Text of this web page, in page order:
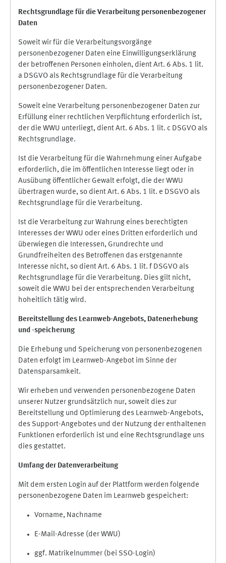
Rechtsgrundlage für die Verarbeitung personenbezogener
Daten
Soweit wir für die Verarbeitungsvorgänge
personenbezogener Daten eine Einwilligungserklärung
der betroffenen Personen einholen, dient Art. 6 Abs. 1 lit.
a DSGVO als Rechtsgrundlage für die Verarbeitung
personenbezogener Daten.
Soweit eine Verarbeitung personenbezogener Daten zur
Erfüllung einer rechtlichen Verpflichtung erforderlich ist,
der die WWU unterliegt, dient Art. 6 Abs. 1 lit. c DSGVO als
Rechtsgrundlage.
Ist die Verarbeitung für die Wahrnehmung einer Aufgabe
erforderlich, die im öffentlichen Interesse liegt oder in
Ausübung öffentlicher Gewalt erfolgt, die der WWU
übertragen wurde, so dient Art. 6 Abs. 1 lit. e DSGVO als
Rechtsgrundlage für die Verarbeitung.
Ist die Verarbeitung zur Wahrung eines berechtigten
Interesses der WWU oder eines Dritten erforderlich und
überwiegen die Interessen, Grundrechte und
Grundfreiheiten des Betroffenen das erstgenannte
Interesse nicht, so dient Art. 6 Abs. 1 lit. f DSGVO als
Rechtsgrundlage für die Verarbeitung. Dies gilt nicht,
soweit die WWU bei der entsprechenden Verarbeitung
hoheitlich tätig wird.
Bereitstellung des Learnweb-Angebots, Datenerhebung
und -speicherung
Die Erhebung und Speicherung von personenbezogenen
Daten erfolgt im Learnweb-Angebot im Sinne der
Datensparsamkeit.
Wir erheben und verwenden personenbezogene Daten
unserer Nutzer grundsätzlich nur, soweit dies zur
Bereitstellung und Optimierung des Learnweb-Angebots,
des Support-Angebotes und der Nutzung der enthaltenen
Funktionen erforderlich ist und eine Rechtsgrundlage uns
dies gestattet.
Umfang der Datenverarbeitung
Mit dem ersten Login auf der Plattform werden folgende
personenbezogene Daten im Learnweb gespeichert:
Vorname, Nachname
E-Mail-Adresse (der WWU)
ggf. Matrikelnummer (bei SSO-Login)